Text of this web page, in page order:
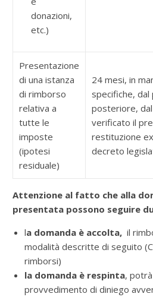
donazioni,
etc.)
Presentazione
di una istanza
di rimborso
relativa a
tutte le
imposte
(ipotesi
residuale)
24 mesi, in
specifiche,
posteriore,
verificato il
restituzione
decreto
Attenzione al fatto che alla
presentata possono seguire
la domanda è accolta, il
modalità descritte di seguito
rimborsi)
la domanda è respinta,
provvedimento di diniego